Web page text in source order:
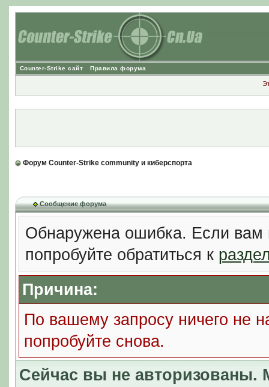
Counter-Strike сайт Правила форума
Форум Counter-Strike community и киберспорта
Сообщение форума
Обнаружена ошибка. Если вам
попробуйте обратиться к
Причина:
По вашему запросу ничего не
попробуйте снова.
Сейчас вы не авторизованы.